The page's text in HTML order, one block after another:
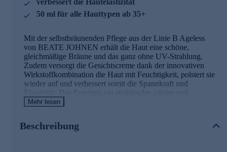
50 ml für alle Hauttypen ab 35+
Mit der selbstbräunenden Pflege aus der Linie B Ageless
von BEATE JOHNEN erhält die Haut eine schöne,
gleichmäßige Bräune und das ganz ohne UV-Strahlung.
Zudem versorgt die Gesichtscreme dank der innovativen
Wirkstoffkombination die Haut mit Feuchtigkeit, polstert sie
wieder auf und verbessert somit die Spannkraft und
Elastizität. Das Ergebnis ein strahlender, vitaler und
sonnenverwöhnter Look.
Der besondere Wirkkomplex X50B
Mehr lesen
Beschreibung